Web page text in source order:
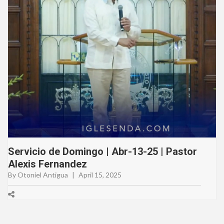
Servicio de Domingo | Abr-13-25 | Pastor
Alexis Fernandez
By Otoniel Antigua | April 15, 2025